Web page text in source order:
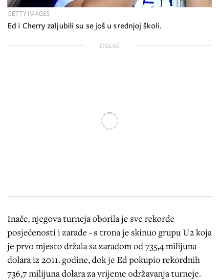
GETTY IMAGES
Ed i Cherry zaljubili su se još u srednjoj školi.
OGLAS
Inače, njegova turneja oborila je sve rekorde
posjećenosti i zarade - s trona je skinuo grupu U2 koja
je prvo mjesto držala sa zaradom od 735,4 milijuna
dolara iz 2011. godine, dok je Ed pokupio rekordnih
736,7 milijuna dolara za vrijeme održavanja turneje.